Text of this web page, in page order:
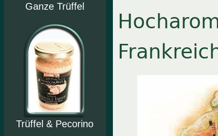
Ganze Trüffel
Trüffel & Pecorino